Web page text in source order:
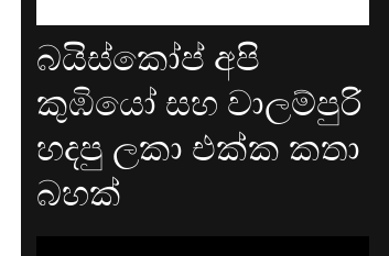
බයිස්කෝප් අපි
කුඹියෝ සහ වාලම්පුරි
හදපු ලකා එක්ක කතා
බහක්